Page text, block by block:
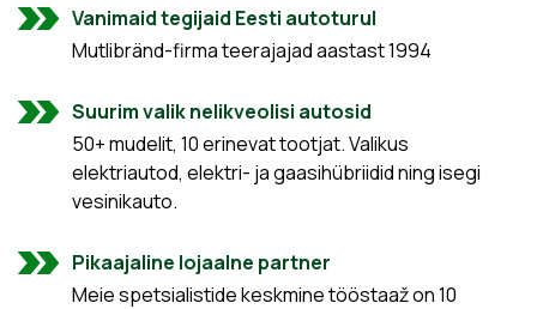
Vanimaid tegijaid Eesti autoturul
Mutlibränd-firma teerajajad aastast 1994
Suurim valik nelikveolisi autosid
50+ mudelit, 10 erinevat tootjat. Valikus
elektriautod, elektri- ja gaasihübriidid ning isegi
vesinikauto.
Pikaajaline lojaalne partner
Meie spetsialistide keskmine tööstaaž on 10